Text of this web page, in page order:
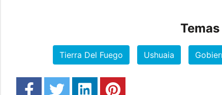
Tierra Del Fuego Ushuaia